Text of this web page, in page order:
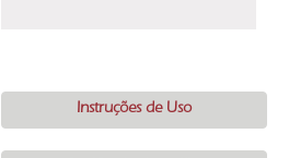
Instruções de Uso